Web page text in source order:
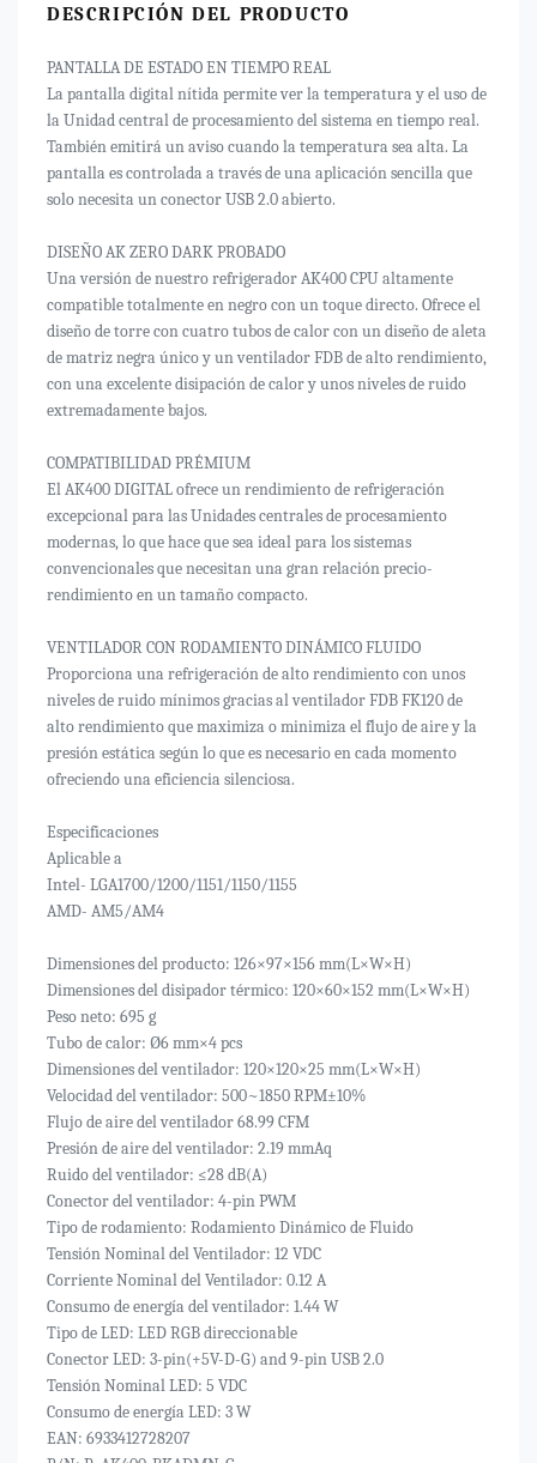
DESCRIPCIÓN DEL PRODUCTO
PANTALLA DE ESTADO EN TIEMPO REAL
La pantalla digital nítida permite ver la temperatura y el uso de
la Unidad central de procesamiento del sistema en tiempo real.
También emitirá un aviso cuando la temperatura sea alta. La
pantalla es controlada a través de una aplicación sencilla que
solo necesita un conector USB 2.0 abierto.
DISEÑO AK ZERO DARK PROBADO
Una versión de nuestro refrigerador AK400 CPU altamente
compatible totalmente en negro con un toque directo. Ofrece el
diseño de torre con cuatro tubos de calor con un diseño de aleta
de matriz negra único y un ventilador FDB de alto rendimiento,
con una excelente disipación de calor y unos niveles de ruido
extremadamente bajos.
COMPATIBILIDAD PRÉMIUM
El AK400 DIGITAL ofrece un rendimiento de refrigeración
excepcional para las Unidades centrales de procesamiento
modernas, lo que hace que sea ideal para los sistemas
convencionales que necesitan una gran relación precio-
rendimiento en un tamaño compacto.
VENTILADOR CON RODAMIENTO DINÁMICO FLUIDO
Proporciona una refrigeración de alto rendimiento con unos
niveles de ruido mínimos gracias al ventilador FDB FK120 de
alto rendimiento que maximiza o minimiza el flujo de aire y la
presión estática según lo que es necesario en cada momento
ofreciendo una eficiencia silenciosa.
Especificaciones
Aplicable a
Intel- LGA1700/1200/1151/1150/1155
AMD- AM5/AM4
Dimensiones del producto: 126×97×156 mm(L×W×H)
Dimensiones del disipador térmico: 120×60×152 mm(L×W×H)
Peso neto: 695 g
Tubo de calor: Ø6 mm×4 pcs
Dimensiones del ventilador: 120×120×25 mm(L×W×H)
Velocidad del ventilador: 500~1850 RPM±10%
Flujo de aire del ventilador 68.99 CFM
Presión de aire del ventilador: 2.19 mmAq
Ruido del ventilador: ≤28 dB(A)
Conector del ventilador: 4-pin PWM
Tipo de rodamiento: Rodamiento Dinámico de Fluido
Tensión Nominal del Ventilador: 12 VDC
Corriente Nominal del Ventilador: 0.12 A
Consumo de energía del ventilador: 1.44 W
Tipo de LED: LED RGB direccionable
Conector LED: 3-pin(+5V-D-G) and 9-pin USB 2.0
Tensión Nominal LED: 5 VDC
Consumo de energía LED: 3 W
EAN: 6933412728207